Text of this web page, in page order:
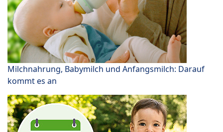
Milchnahrung, Babymilch und Anfangsmilch: Darauf
kommt es an